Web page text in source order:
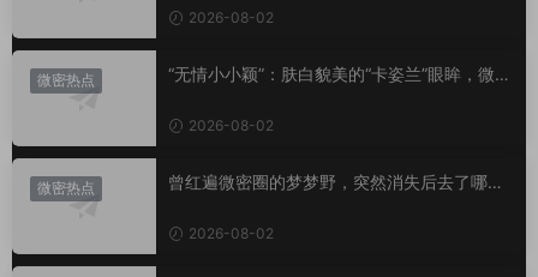
2026-08-02
微密热点
“无情小小颖”：肤白貌美的“卡姿兰”眼眸，微密
2026-08-02
微密热点
曾红遍微密圈的梦梦野，突然消失后去了哪
2026-08-02